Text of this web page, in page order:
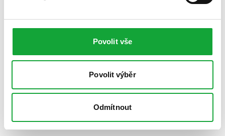
Povolit vše
Povolit výběr
Odmítnout